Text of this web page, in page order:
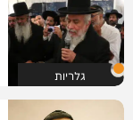
גלריות